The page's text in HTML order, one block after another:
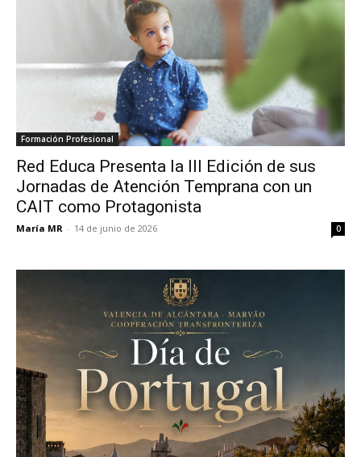
Formación Profesional
Red Educa Presenta la III Edición de sus
Jornadas de Atención Temprana con un
CAIT como Protagonista
María MR - 14 de junio de 2026 0